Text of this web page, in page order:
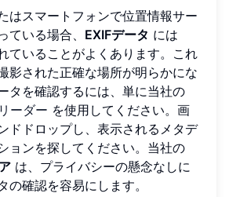
はスマートフォンで位置情報サー
ている場合、 EXIFデータ には
ていることがよくあります。これ
影された正確な場所が明らかにな
タを確認するには、単に当社の
ーダー を使用してください。画
ドドロップし、表示されるメタデ
ョンを探してください。当社の
は、プライバシーの懸念なしに
の確認を容易にします。